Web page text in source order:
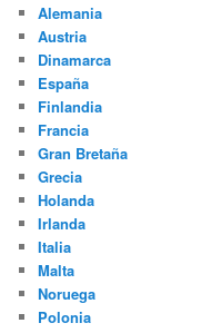
Alemania
Austria
Dinamarca
España
Finlandia
Francia
Gran Bretaña
Grecia
Holanda
Irlanda
Italia
Malta
Noruega
Polonia